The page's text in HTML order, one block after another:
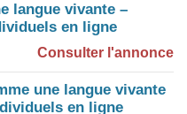
langue vivante –
en ligne
Consulter l'annonce
une langue vivante
en ligne